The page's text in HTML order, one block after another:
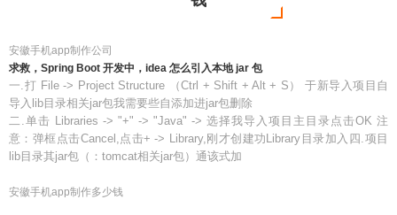
安徽手机app制作公司
求救，Spring Boot 开发中，idea 怎么引入本地 jar 包
一.打 File -> Project Structure （Ctrl + Shift + Alt + S） 于新导入项目自
导入lib目录相关jar包我需要些自添加进jar包删除
二.单击 Libraries -> "+" -> "Java" -> 选择我导入项目主目录点击OK 注
意：弹框点击Cancel,点击+ -> Library,刚才创建功Library目录加入四.项目
lib目录其jar包（：tomcat相关jar包）通该式加
安徽手机app制作多少钱